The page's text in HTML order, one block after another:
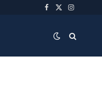
Facebook
X